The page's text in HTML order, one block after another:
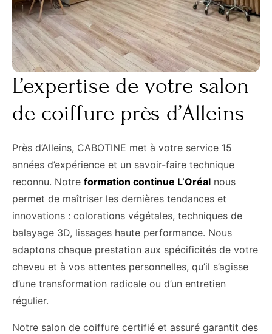
L’expertise de votre salon
de coiffure près d’Alleins
Près d’Alleins, CABOTINE met à votre service 15
années d’expérience et un savoir-faire technique
reconnu. Notre formation continue L’Oréal nous
permet de maîtriser les dernières tendances et
innovations : colorations végétales, techniques de
balayage 3D, lissages haute performance. Nous
adaptons chaque prestation aux spécificités de votre
cheveu et à vos attentes personnelles, qu’il s’agisse
d’une transformation radicale ou d’un entretien
régulier.
Notre salon de coiffure certifié et assuré garantit des